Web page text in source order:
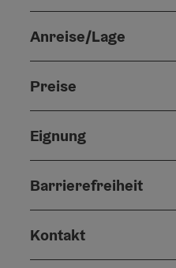
Anreise/Lage
Preise
Eignung
Barrierefreiheit
Kontakt